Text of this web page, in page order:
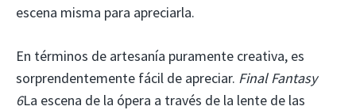
escena misma para apreciarla.
En términos de artesanía puramente creativa, es
sorprendentemente fácil de apreciar. Final Fantasy
6La escena de la ópera a través de la lente de las